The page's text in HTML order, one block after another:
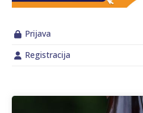
Prijava
Registracija